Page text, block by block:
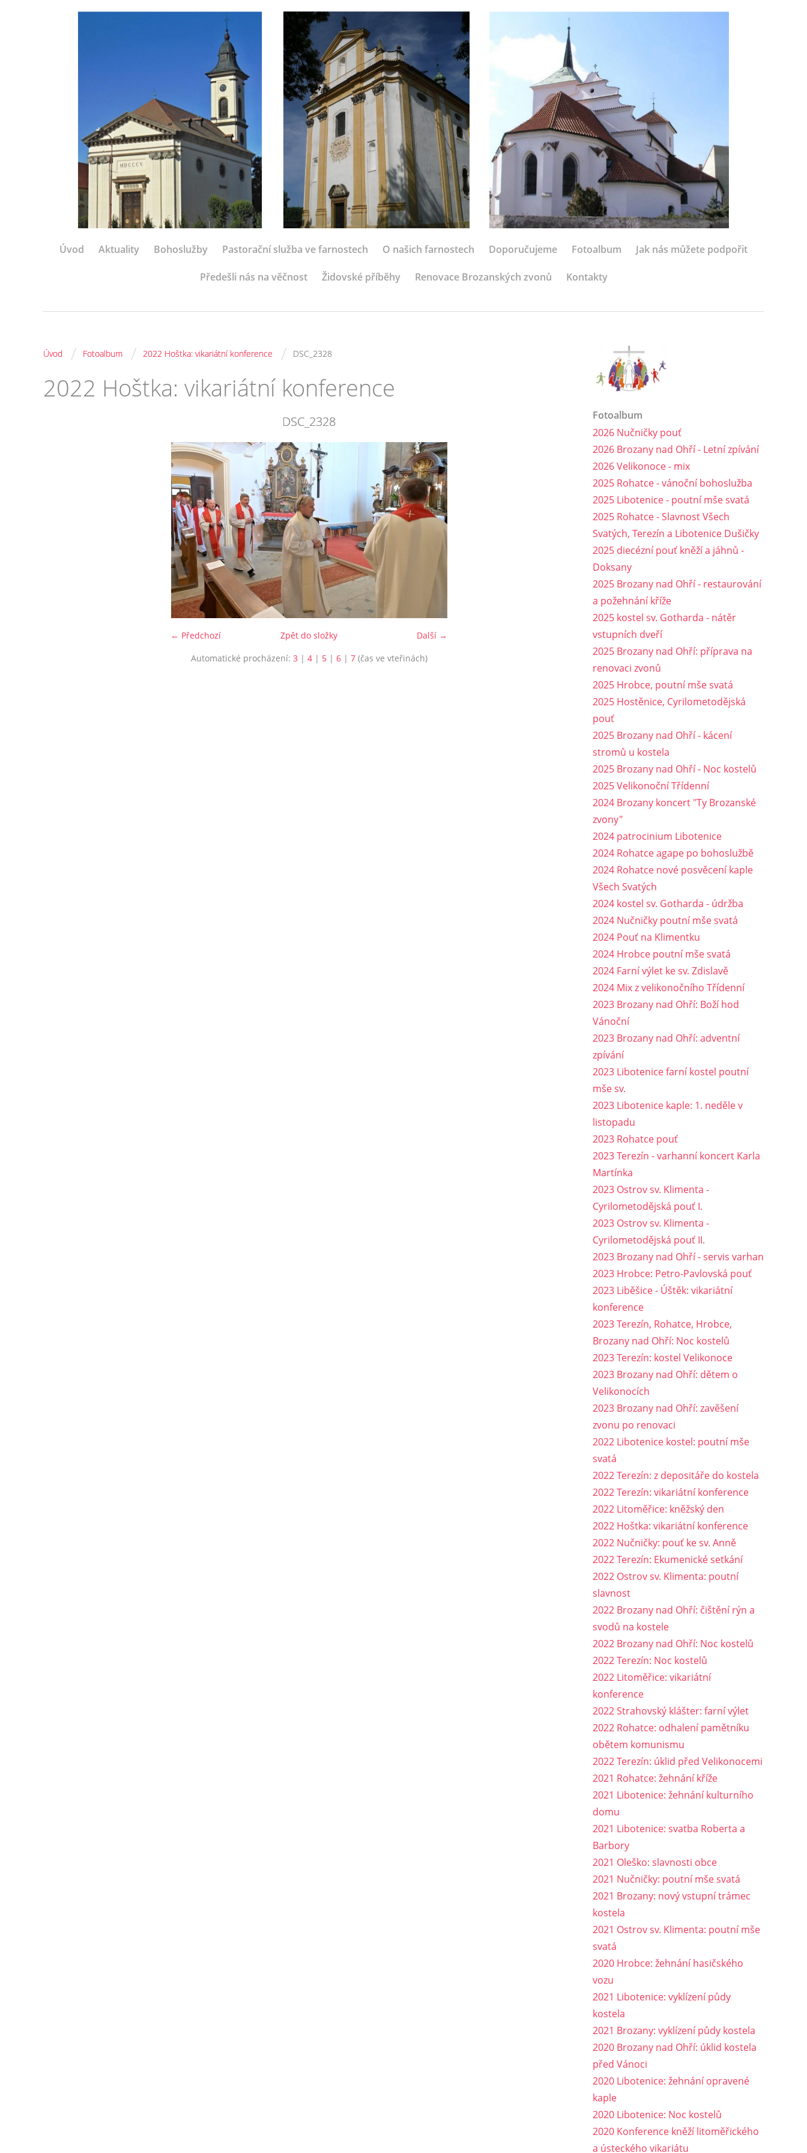
Úvod Aktuality Bohoslužby Pastorační služba ve farnostech O našich farnostech Doporučujeme Fotoalbum Jak nás můžete podpořit
Předešli nás na věčnost Židovské příběhy Renovace Brozanských zvonů Kontakty
Úvod / Fotoalbum / 2022 Hoštka: vikariátní konference / DSC_2328
2022 Hoštka: vikariátní konference
DSC_2328
← Předchozí Další →
Zpět do složky
Automatické procházení: 3 | 4| 5| 6| 7(čas ve vteřinách)
Fotoalbum
2026 Nučničky pouť
2026 Brozany nad Ohří - Letní zpívání
2026 Velikonoce - mix
2025 Rohatce - vánoční bohoslužba
2025 Libotenice - poutní mše svatá
2025 Rohatce - Slavnost Všech
Svatých, Terezín a Libotenice Dušičky
2025 diecézní pouť kněží a jáhnů -
Doksany
2025 Brozany nad Ohří - restaurování
a požehnání kříže
2025 kostel sv. Gotharda - nátěr
vstupních dveří
2025 Brozany nad Ohří: příprava na
renovaci zvonů
2025 Hrobce, poutní mše svatá
2025 Hostěnice, Cyrilometodějská
pouť
2025 Brozany nad Ohří - kácení
stromů u kostela
2025 Brozany nad Ohří - Noc kostelů
2025 Velikonoční Třídenní
2024 Brozany koncert "Ty Brozanské
zvony"
2024 patrocinium Libotenice
2024 Rohatce agape po bohoslužbě
2024 Rohatce nové posvěcení kaple
Všech Svatých
2024 kostel sv. Gotharda - údržba
2024 Nučničky poutní mše svatá
2024 Pouť na Klimentku
2024 Hrobce poutní mše svatá
2024 Farní výlet ke sv. Zdislavě
2024 Mix z velikonočního Třídenní
2023 Brozany nad Ohří: Boží hod
Vánoční
2023 Brozany nad Ohří: adventní
zpívání
2023 Libotenice farní kostel poutní
mše sv.
2023 Libotenice kaple: 1. neděle v
listopadu
2023 Rohatce pouť
2023 Terezín - varhanní koncert Karla
Martínka
2023 Ostrov sv. Klimenta -
Cyrilometodějská pouť I.
2023 Ostrov sv. Klimenta -
Cyrilometodějská pouť II.
2023 Brozany nad Ohří - servis varhan
2023 Hrobce: Petro-Pavlovská pouť
2023 Liběšice - Úštěk: vikariátní
konference
2023 Terezín, Rohatce, Hrobce,
Brozany nad Ohří: Noc kostelů
2023 Terezín: kostel Velikonoce
2023 Brozany nad Ohří: dětem o
Velikonocích
2023 Brozany nad Ohří: zavěšení
zvonu po renovaci
2022 Libotenice kostel: poutní mše
svatá
2022 Terezín: z depositáře do kostela
2022 Terezín: vikariátní konference
2022 Litoměřice: kněžský den
2022 Hoštka: vikariátní konference
2022 Nučničky: pouť ke sv. Anně
2022 Terezín: Ekumenické setkání
2022 Ostrov sv. Klimenta: poutní
slavnost
2022 Brozany nad Ohří: čištění rýn a
svodů na kostele
2022 Brozany nad Ohří: Noc kostelů
2022 Terezín: Noc kostelů
2022 Litoměřice: vikariátní
konference
2022 Strahovský klášter: farní výlet
2022 Rohatce: odhalení pamětníku
obětem komunismu
2022 Terezín: úklid před Velikonocemi
2021 Rohatce: žehnání kříže
2021 Libotenice: žehnání kulturního
domu
2021 Libotenice: svatba Roberta a
Barbory
2021 Oleško: slavnosti obce
2021 Nučničky: poutní mše svatá
2021 Brozany: nový vstupní trámec
kostela
2021 Ostrov sv. Klimenta: poutní mše
svatá
2020 Hrobce: žehnání hasičského
vozu
2021 Libotenice: vyklízení půdy
kostela
2021 Brozany: vyklízení půdy kostela
2020 Brozany nad Ohří: úklid kostela
před Vánoci
2020 Libotenice: žehnání opravené
kaple
2020 Libotenice: Noc kostelů
2020 Konference kněží litoměřického
a ústeckého vikariátu